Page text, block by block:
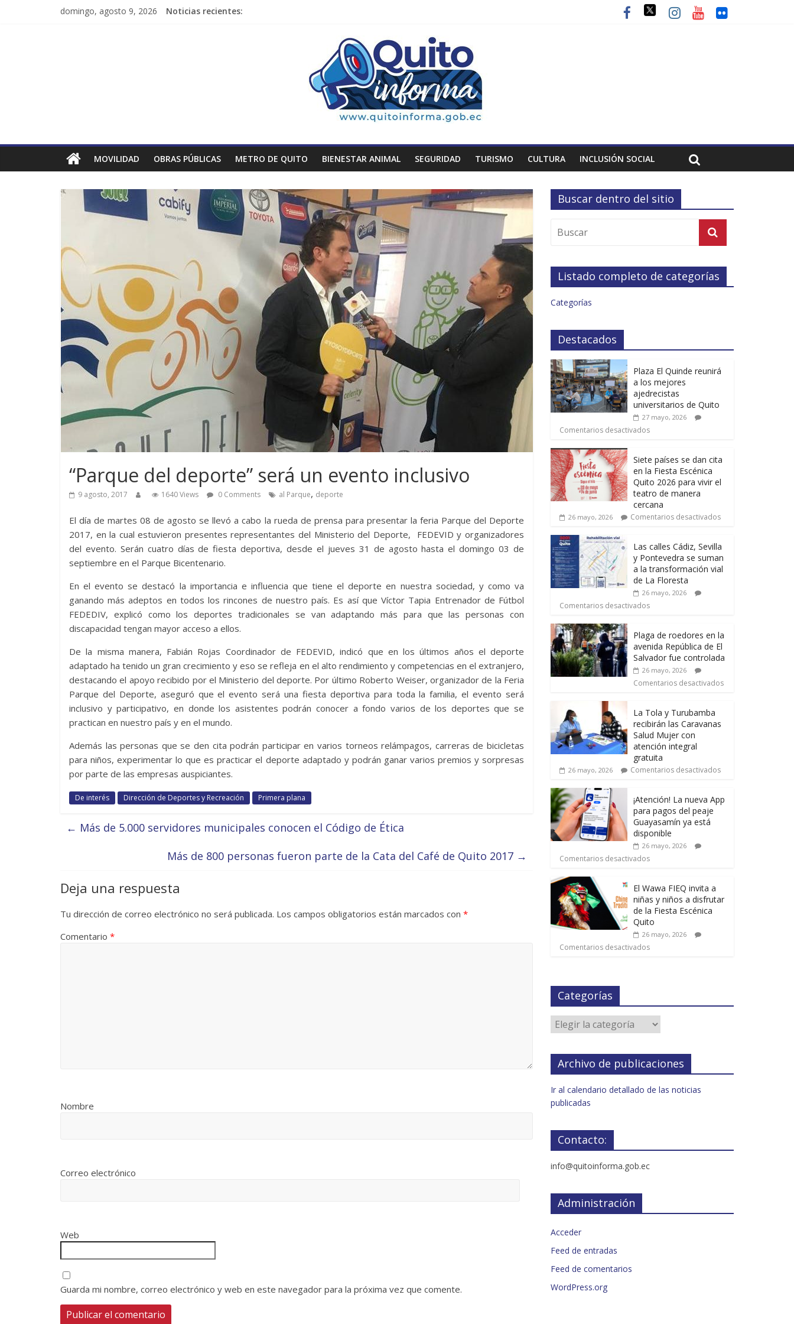
domingo, agosto 9, 2026 Noticias recientes:
MOVILIDAD OBRAS PÚBLICAS METRO DE QUITO BIENESTAR ANIMAL SEGURIDAD TURISMO CULTURA INCLUSIÓN SOCIAL
“Parque del deporte” será un evento inclusivo
9 agosto, 2017 1640 Views 0 Comments al Parque, deporte
El día de martes 08 de agosto se llevó a cabo la rueda de prensa para presentar la feria Parque del Deporte
2017, en la cual estuvieron presentes representantes del Ministerio del Deporte, FEDEVID y organizadores
del evento. Serán cuatro días de fiesta deportiva, desde el jueves 31 de agosto hasta el domingo 03 de
septiembre en el Parque Bicentenario.
En el evento se destacó la importancia e influencia que tiene el deporte en nuestra sociedad, y como va
ganando más adeptos en todos los rincones de nuestro país. Es así que Víctor Tapia Entrenador de Fútbol
FEDEDIV, explicó como los deportes tradicionales se van adaptando más para que las personas con
discapacidad tengan mayor acceso a ellos.
De la misma manera, Fabián Rojas Coordinador de FEDEVID, indicó que en los últimos años el deporte
adaptado ha tenido un gran crecimiento y eso se refleja en el alto rendimiento y competencias en el extranjero,
destacando el apoyo recibido por el Ministerio del deporte. Por último Roberto Weiser, organizador de la Feria
Parque del Deporte, aseguró que el evento será una fiesta deportiva para toda la familia, el evento será
inclusivo y participativo, en donde los asistentes podrán conocer a fondo varios de los deportes que se
practican en nuestro país y en el mundo.
Además las personas que se den cita podrán participar en varios torneos relámpagos, carreras de bicicletas
para niños, experimentar lo que es practicar el deporte adaptado y podrán ganar varios premios y sorpresas
por parte de las empresas auspiciantes.
De interés Dirección de Deportes y Recreación Primera plana
← Más de 5.000 servidores municipales conocen el Código de Ética
Más de 800 personas fueron parte de la Cata del Café de Quito 2017 →
Deja una respuesta
Tu dirección de correo electrónico no será publicada. Los campos obligatorios están marcados con *
Comentario *
Nombre
Correo electrónico
Web
Guarda mi nombre, correo electrónico y web en este navegador para la próxima vez que comente.
Buscar dentro del sitio
Listado completo de categorías
Categorías
Destacados
Plaza El Quinde reunirá
a los mejores
ajedrecistas
universitarios de Quito
27 mayo, 2026
Comentarios desactivados
Siete países se dan cita
en la Fiesta Escénica
Quito 2026 para vivir el
teatro de manera
cercana
26 mayo, 2026 Comentarios desactivados
Las calles Cádiz, Sevilla
y Pontevedra se suman
a la transformación vial
de La Floresta
26 mayo, 2026
Comentarios desactivados
Plaga de roedores en la
avenida República de El
Salvador fue controlada
26 mayo, 2026
Comentarios desactivados
La Tola y Turubamba
recibirán las Caravanas
Salud Mujer con
atención integral
gratuita
26 mayo, 2026 Comentarios desactivados
¡Atención! La nueva App
para pagos del peaje
Guayasamín ya está
disponible
26 mayo, 2026
Comentarios desactivados
El Wawa FIEQ invita a
niñas y niños a disfrutar
de la Fiesta Escénica
Quito
26 mayo, 2026
Comentarios desactivados
Categorías
Archivo de publicaciones
Ir al calendario detallado de las noticias
publicadas
Contacto:
info@quitoinforma.gob.ec
Administración
Acceder
Feed de entradas
Feed de comentarios
WordPress.org